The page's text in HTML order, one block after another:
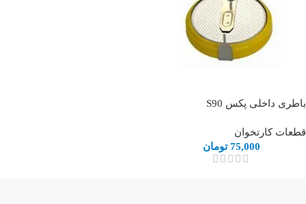
باطری داخلی پکس S90
قطعات کارتخوان
75,000 تومان